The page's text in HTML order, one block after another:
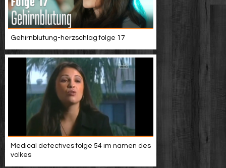
Gehirnblutung-herzschlag folge 17
Medical detectives folge 54 im namen des
volkes